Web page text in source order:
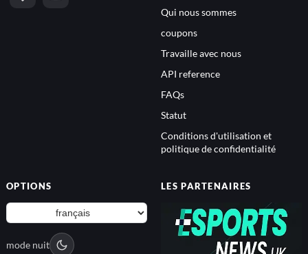
Qui nous sommes
coupons
Travaille avec nous
API reference
FAQs
Statut
Conditions d'utilisation et
politique de confidentialité
OPTIONS
mode nuit
LES PARTENAIRES